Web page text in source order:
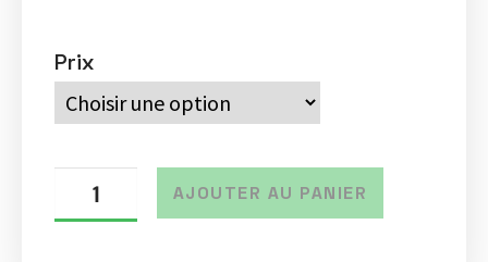
Prix
AJOUTER AU PANIER